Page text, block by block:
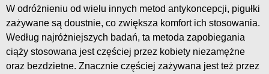
W odróżnieniu od wielu innych metod antykoncepcji, pigułki
zażywane są doustnie, co zwiększa komfort ich stosowania.
Według najróżniejszych badań, ta metoda zapobiegania
ciąży stosowana jest częściej przez kobiety niezamężne
oraz bezdzietne. Znacznie częściej zażywana jest też przez